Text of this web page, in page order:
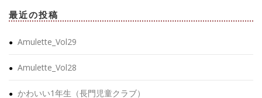
最近の投稿
Amulette_Vol29
Amulette_Vol28
かわいい1年生（長門児童クラブ）